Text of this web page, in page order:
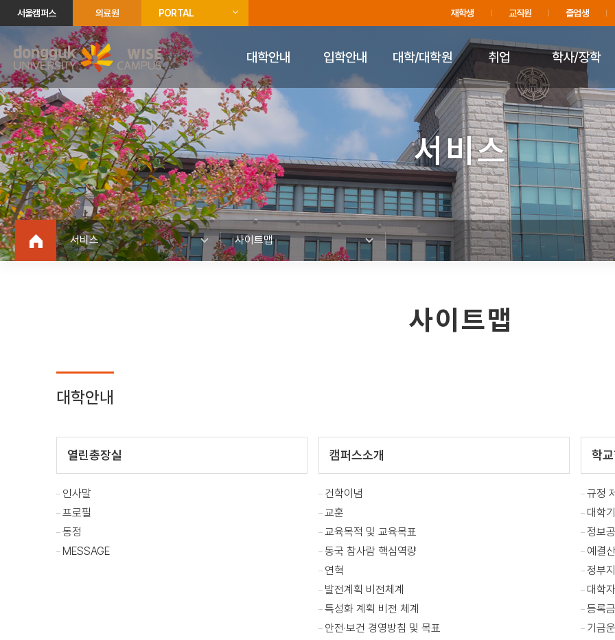
주메뉴 바로가기
푸터 바로가기
서울캠퍼스 의료원 PORTAL 재학생 교직원 졸업생
대학안내 입학안내 대학/대학원 취업 학사/장학
서비스
서비스 사이트맵
사이트맵
대학안내
열린총장실
인사말
프로필
동정
MESSAGE
캠퍼스소개
건학이념
교훈
교육목적 및 교육목표
동국 참사람 핵심역량
연혁
발전계획 비전체계
특성화 계획 비전 체계
안전·보건 경영방침 및 목표
학
규정
대학
정보
예결
정부
대학
등록
기금